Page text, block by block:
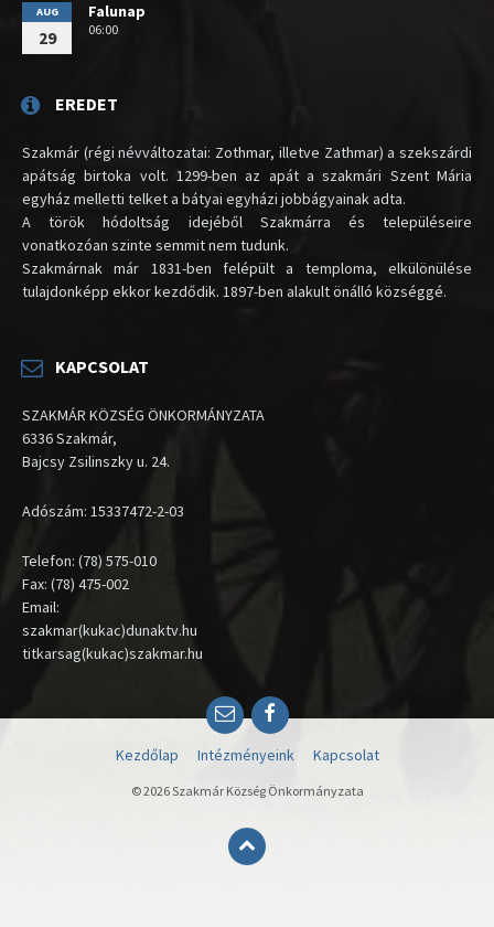
AUG
29
Falunap
06:00
EREDET
Szakmár (régi névváltozatai: Zothmar, illetve Zathmar) a szekszárdi
apátság birtoka volt. 1299-ben az apát a szakmári Szent Mária
egyház melletti telket a bátyai egyházi jobbágyainak adta.
A török hódoltság idejéből Szakmárra és településeire
vonatkozóan szinte semmit nem tudunk.
Szakmárnak már 1831-ben felépült a temploma, elkülönülése
tulajdonképp ekkor kezdődik. 1897-ben alakult önálló községgé.
KAPCSOLAT
SZAKMÁR KÖZSÉG ÖNKORMÁNYZATA
6336 Szakmár,
Bajcsy Zsilinszky u. 24.
Adószám: 15337472-2-03
Telefon: (78) 575-010
Fax: (78) 475-002
Email:
szakmar(kukac)dunaktv.hu
titkarsag(kukac)szakmar.hu
EmailFacebook
Kezdőlap Intézményeink Kapcsolat
© 2026 Szakmár Község Önkormányzata